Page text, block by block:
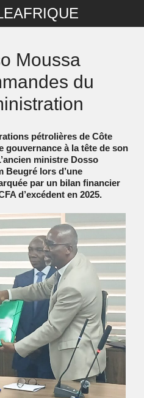
Moussa
du
pétrolières de Côte
gouvernance à la tête de son
ministre Dosso
Beugré lors d’une
par un bilan financier
d’excédent en 2025.